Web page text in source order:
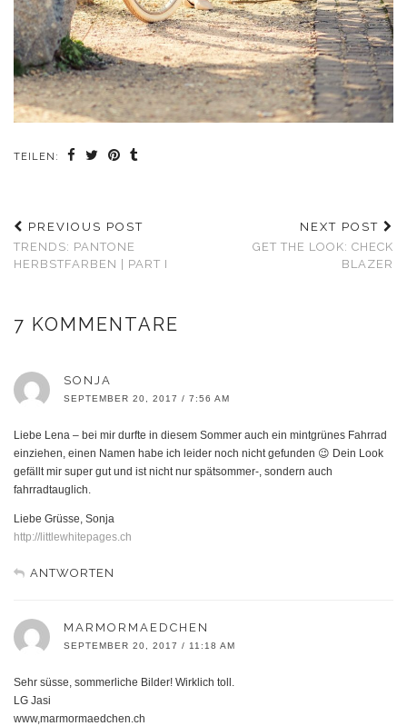
TEILEN:
PREVIOUS POST
TRENDS: PANTONE
HERBSTFARBEN | PART I
NEXT POST
GET THE LOOK: CHECK
BLAZER
7 KOMMENTARE
SONJA
SEPTEMBER 20, 2017 / 7:56 AM
Liebe Lena – bei mir durfte in diesem Sommer auch ein mintgrünes Fahrrad
einziehen, einen Namen habe ich leider noch nicht gefunden 😉 Dein Look
gefällt mir super gut und ist nicht nur spätsommer-, sondern auch
fahrradtauglich.
Liebe Grüsse, Sonja
http://littlewhitepages.ch
ANTWORTEN
MARMORMAEDCHEN
SEPTEMBER 20, 2017 / 11:18 AM
Sehr süsse, sommerliche Bilder! Wirklich toll.
LG Jasi
www,marmormaedchen.ch